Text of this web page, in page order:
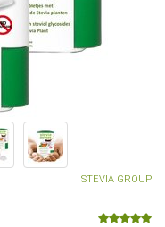
STEVIA GROUP